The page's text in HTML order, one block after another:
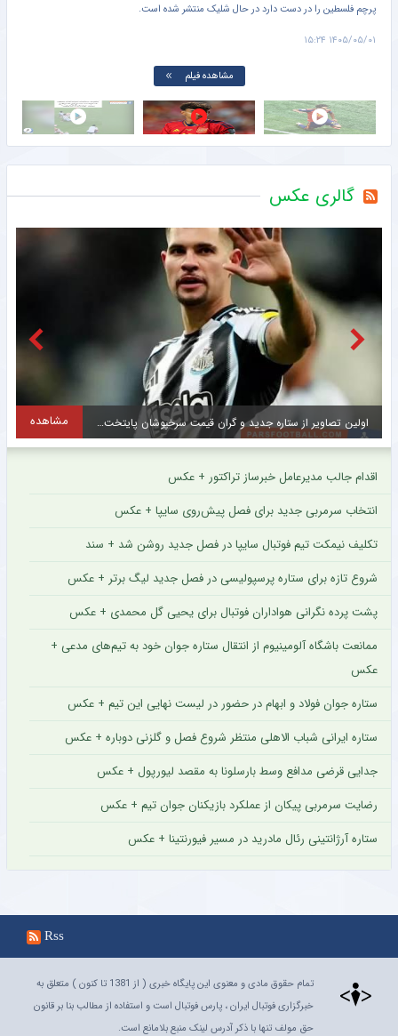
پرچم فلسطین را در دست دارد در حال شلیک منتشر شده است.
۱۴۰۵/۰۵/۰۱ ۱۵:۲۴
مشاهده فیلم
گالری عکس
اولین تصاویر از ستاره جدید و گران قیمت سرخپوشان پایتخت + عکس مشاهده
اقدام جالب مدیرعامل خبرساز تراکتور + عکس
انتخاب سرمربی جدید برای فصل پیش‌روی سایپا + عکس
تکلیف نیمکت تیم فوتبال سایپا در فصل جدید روشن شد + سند
شروع تازه برای ستاره پرسپولیسی در فصل جدید لیگ برتر + عکس
پشت پرده نگرانی هواداران فوتبال برای یحیی گل محمدی + عکس
ممانعت باشگاه آلومینیوم از انتقال ستاره جوان خود به تیم‌های مدعی +
عکس
ستاره جوان فولاد و ابهام در حضور در لیست نهایی این تیم + عکس
ستاره ایرانی شباب الاهلی منتظر شروع فصل و گلزنی دوباره + عکس
جدایی قرضی مدافع وسط بارسلونا به مقصد لیورپول + عکس
رضایت سرمربی پیکان از عملکرد بازیکنان جوان تیم + عکس
ستاره آرژانتینی رئال مادرید در مسیر فیورنتینا + عکس
Rss
تمام حقوق مادی و معنوی این پایگاه خبری ( از 1381 تا کنون ) متعلق به
خبرگزاری فوتبال ایران ، پارس فوتبال است و استفاده از مطالب بنا بر قانون
حق مولف تنها با ذکر آدرس لینک منبع بلامانع است.